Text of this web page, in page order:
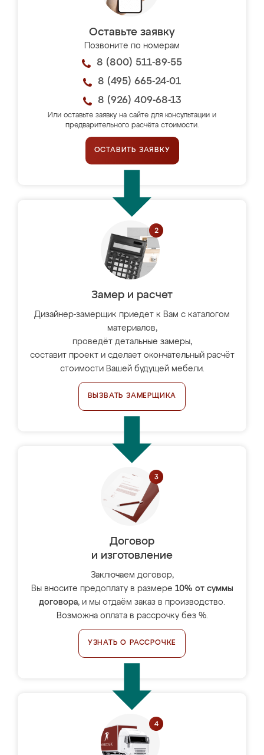
Оставьте заявку
Позвоните по номерам
8 (800) 511-89-55
8 (495) 665-24-01
8 (926) 409-68-13
Или оставьте заявку на сайте для консультации и
предварительного расчёта стоимости.
ОСТАВИТЬ ЗАЯВКУ
Замер и расчет
Дизайнер-замерщик приедет к Вам с каталогом
материалов,
проведёт детальные замеры,
составит проект и сделает окончательный расчёт
стоимости Вашей будущей мебели.
ВЫЗВАТЬ ЗАМЕРЩИКА
Договор
и изготовление
Заключаем договор,
Вы вносите предоплату в размере 10% от суммы
договора, и мы отдаём заказ в производство.
Возможна оплата в рассрочку без %.
УЗНАТЬ О РАССРОЧКЕ